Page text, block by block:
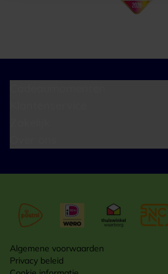
Algemene voorwaarden
Privacy beleid